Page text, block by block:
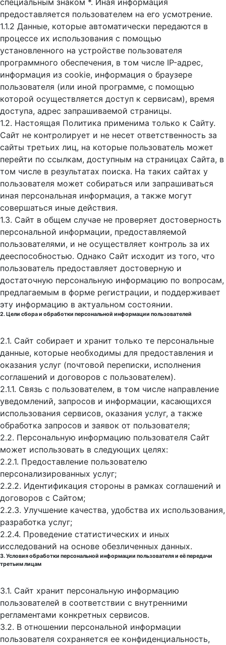
специальным знаком *. Иная информация
предоставляется пользователем на его усмотрение.
1.1.2 Данные, которые автоматически передаются в
процессе их использования с помощью
установленного на устройстве пользователя
программного обеспечения, в том числе IP-адрес,
информация из cookie, информация о браузере
пользователя (или иной программе, с помощью
которой осуществляется доступ к cервисам), время
доступа, адрес запрашиваемой страницы.
1.2. Настоящая Политика применима только к Сайту.
Сайт не контролирует и не несет ответственность за
сайты третьих лиц, на которые пользователь может
перейти по ссылкам, доступным на страницах Сайта, в
том числе в результатах поиска. На таких сайтах у
пользователя может собираться или запрашиваться
иная персональная информация, а также могут
совершаться иные действия.
1.3. Сайт в общем случае не проверяет достоверность
персональной информации, предоставляемой
пользователями, и не осуществляет контроль за их
дееспособностью. Однако Сайт исходит из того, что
пользователь предоставляет достоверную и
достаточную персональную информацию по вопросам,
предлагаемым в форме регистрации, и поддерживает
эту информацию в актуальном состоянии.
2. Цели сбора и обработки персональной информации пользователей
2.1. Сайт собирает и хранит только те персональные
данные, которые необходимы для предоставления и
оказания услуг (почтовой переписки, исполнения
соглашений и договоров с пользователем).
2.1.1. Связь с пользователем, в том числе направление
уведомлений, запросов и информации, касающихся
использования сервисов, оказания услуг, а также
обработка запросов и заявок от пользователя;
2.2. Персональную информацию пользователя Сайт
может использовать в следующих целях:
2.2.1. Предоставление пользователю
персонализированных услуг;
2.2.2. Идентификация стороны в рамках соглашений и
договоров с Сайтом;
2.2.3. Улучшение качества, удобства их использования,
разработка услуг;
2.2.4. Проведение статистических и иных
исследований на основе обезличенных данных.
3. Условия обработки персональной информации пользователя и её передачи
третьим лицам
3.1. Сайт хранит персональную информацию
пользователей в соответствии с внутренними
регламентами конкретных сервисов.
3.2. В отношении персональной информации
пользователя сохраняется ее конфиденциальность,